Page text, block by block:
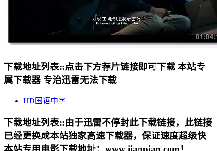
下载地址列表::点击下方荐片链接即可下载 本站专
属下载器 专治迅雷无法下载
HD国语中字
下载地址列表::由于迅雷不停封此下载链接，此链接
已经更换成本站独家高速下载器，保证速度超级快
本站专用电影下载地址：www.jianpian.com！